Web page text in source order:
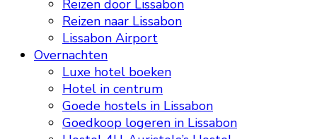
Reizen door Lissabon
Reizen naar Lissabon
Lissabon Airport
Overnachten
Luxe hotel boeken
Hotel in centrum
Goede hostels in Lissabon
Goedkoop logeren in Lissabon